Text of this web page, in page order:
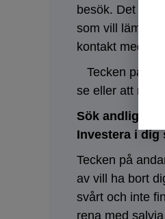
besök. Det kan
som vill lämna
kontakt med dig.
Tecken på
se eller att
Sök andlig
Investera i dig
Tecken på
av vill ha bort
svårt och inte
rena med